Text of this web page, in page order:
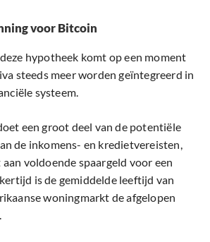
voor Bitcoin
hypotheek komt op een moment
steeds meer worden geïntegreerd in
systeem.
een groot deel van de potentiële
de inkomens- en kredietvereisten,
voldoende spaargeld voor een
is de gemiddelde leeftijd van
woningmarkt de afgelopen